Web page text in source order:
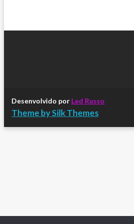
Desenvolvido por Led Russo
Theme by Silk Themes